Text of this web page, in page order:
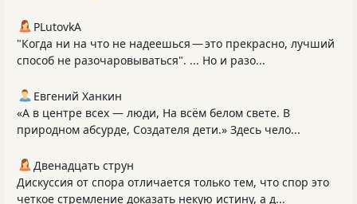
PLutоvkА
"Когда ни на что не надеешься — это прекрасно, лучший
способ не разочаровываться". ... Но и разо...
Евгений Ханкин
«А в центре всех — люди, На всём белом свете. В
природном абсурде, Создателя дети.» Здесь чело...
Двенадцать струн
Дискуссия от спора отличается только тем, что спор это
четкое стремление доказать некую истину, а д...